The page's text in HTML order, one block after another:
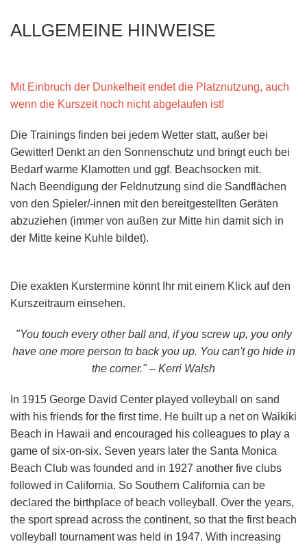
ALLGEMEINE HINWEISE
Mit Einbruch der Dunkelheit endet die Platznutzung, auch
wenn die Kurszeit noch nicht abgelaufen ist!
Die Trainings finden bei jedem Wetter statt, außer bei
Gewitter! Denkt an den Sonnenschutz und bringt euch bei
Bedarf warme Klamotten und ggf. Beachsocken mit.
Nach Beendigung der Feldnutzung sind die Sandflächen
von den Spieler/-innen mit den bereitgestellten Geräten
abzuziehen (immer von außen zur Mitte hin damit sich in
der Mitte keine Kuhle bildet).
Die exakten Kurstermine könnt Ihr mit einem Klick auf den
Kurszeitraum einsehen.
"You touch every other ball and, if you screw up, you only
have one more person to back you up. You can't go hide in
the corner." – Kerri Walsh
In 1915 George David Center played volleyball on sand
with his friends for the first time. He built up a net on Waikiki
Beach in Hawaii and encouraged his colleagues to play a
game of six-on-six. Seven years later the Santa Monica
Beach Club was founded and in 1927 another five clubs
followed in California. So Southern California can be
declared the birthplace of beach volleyball. Over the years,
the sport spread across the continent, so that the first beach
volleyball tournament was held in 1947. With increasing